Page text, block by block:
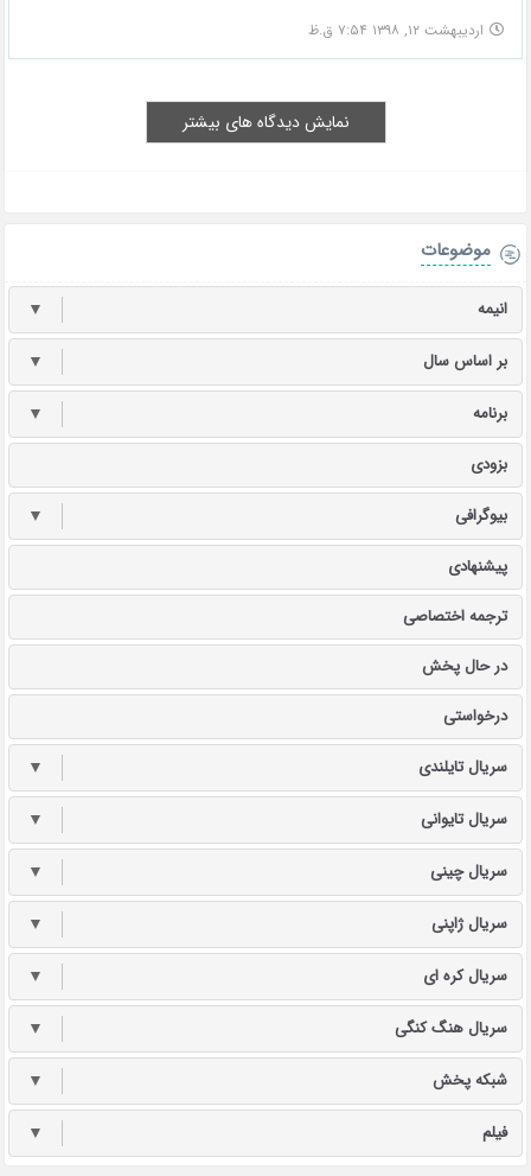
اردیبهشت ۱۲, ۱۳۹۸ ۷:۵۴ ق.ظ
نمایش دیدگاه های بیشتر
موضوعات
انیمه ▼
بر اساس سال ▼
برنامه ▼
بزودی
بیوگرافی ▼
پیشنهادی
ترجمه اختصاصی
در حال پخش
درخواستی
سریال تایلندی ▼
سریال تایوانی ▼
سریال چینی ▼
سریال ژاپنی ▼
سریال کره ای ▼
سریال هنگ کنگی ▼
شبکه پخش ▼
فیلم ▼